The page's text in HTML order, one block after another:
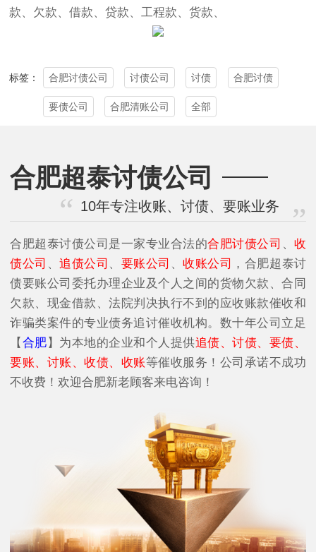
款、欠款、借款、贷款、工程款、货款、
标签： 合肥讨债公司 讨债公司 讨债 合肥讨债
要债公司 合肥清账公司 全部
合肥超泰讨债公司
10年专注收账、讨债、要账业务
合肥超泰讨债公司是一家专业合法的合肥讨债公司 、收
债公司 、追债公司 、 要账公司 、收账公司 ，合肥超泰讨
债要账公司委托办理企业及个人之间的货物欠款、合同
欠款、现金借款、法院判决执行不到的应收账款催收和
诈骗类案件的专业债务追讨催收机构。数十年公司立足
【 合肥 】为本地的企业和个人提供追债、讨债、要债、
要账、讨账、收债、收账等催收服务！公司承诺不成功
不收费！欢迎合肥新老顾客来电咨询！